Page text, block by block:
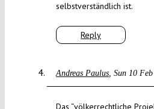
Reply
selbstverständlich ist.
Andreas Paulus Sun 10
Das “völkerrechtliche